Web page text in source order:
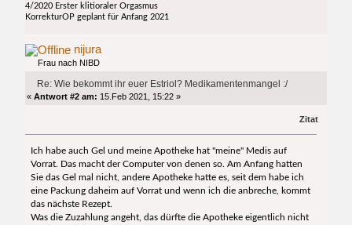
4/2020 Erster klitioraler Orgasmus
KorrekturOP geplant für Anfang 2021
nijura
Frau nach NIBD
Re: Wie bekommt ihr euer Estriol? Medikamentenmangel :/
«Antwort #2 am: 15.Feb 2021, 15:22 »
Zitat
Ich habe auch Gel und meine Apotheke hat "meine" Medis auf
Vorrat. Das macht der Computer von denen so. Am Anfang hatten
Sie das Gel mal nicht, andere Apotheke hatte es, seit dem habe ich
eine Packung daheim auf Vorrat und wenn ich die anbreche, kommt
das nächste Rezept.
Was die Zuzahlung angeht, das dürfte die Apotheke eigentlich nicht